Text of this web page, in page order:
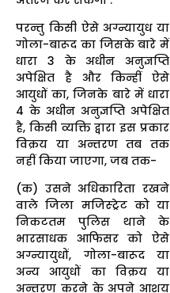
परन्तु किसी ऐसे अग्न्यायुध या
गोला-बारूद का जिसके बारे में
धारा 3 के अधीन अनुज्ञप्ति
अपेक्षित है और किन्हीं ऐसे
आयुधों का, जिनके बारे में धारा
4 के अधीन अनुज्ञप्ति अपेक्षित
है, किसी व्यक्ति द्वारा इस प्रकार
विक्रय या अन्तरण तब तक
नहीं किया जाएगा, जब तक-
(क) उसने अधिकारिता रखने
वाले जिला मजिस्ट्रेट को या
निकटतम पुलिस थाने के
भारसाधक आफिसर को ऐसे
अग्न्यायुधों, गोला-बारूद या
अन्य आयुधों का विक्रय या
अन्तरण करने के अपने आशय